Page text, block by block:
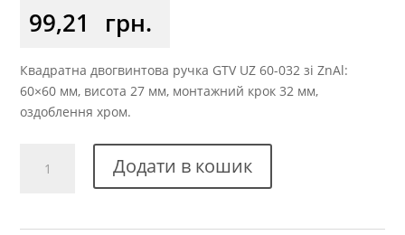
99,21 грн.
Квадратна двогвинтова ручка GTV UZ 60-032 зі ZnAl:
60×60 мм, висота 27 мм, монтажний крок 32 мм,
оздоблення хром.
меблева
Додати в кошик